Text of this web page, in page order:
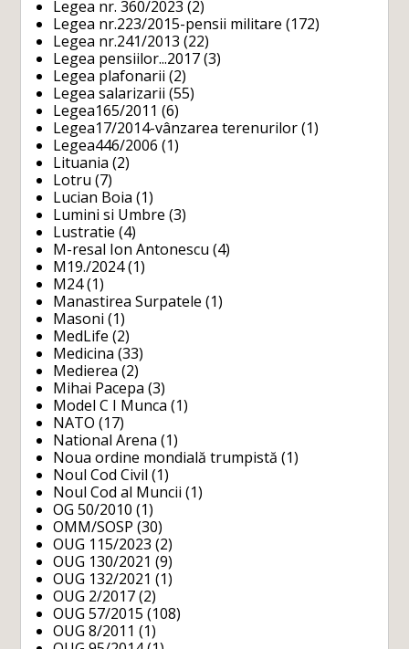
Legea nr. 360/2023 (2)
Legea nr.223/2015-pensii militare (172)
Legea nr.241/2013 (22)
Legea pensiilor...2017 (3)
Legea plafonarii (2)
Legea salarizarii (55)
Legea165/2011 (6)
Legea17/2014-vânzarea terenurilor (1)
Legea446/2006 (1)
Lituania (2)
Lotru (7)
Lucian Boia (1)
Lumini si Umbre (3)
Lustratie (4)
M-resal Ion Antonescu (4)
M19./2024(1)
M24(1)
Manastirea Surpatele (1)
Masoni (1)
MedLife (2)
Medicina (33)
Medierea (2)
Mihai Pacepa (3)
Model C I Munca (1)
NATO (17)
National Arena (1)
Noua ordine mondială trumpistă (1)
Noul Cod Civil (1)
Noul Cod al Muncii (1)
OG 50/2010 (1)
OMM/SOSP (30)
OUG 115/2023 (2)
OUG 130/2021 (9)
OUG 132/2021 (1)
OUG 2/2017 (2)
OUG 57/2015 (108)
OUG 8/2011 (1)